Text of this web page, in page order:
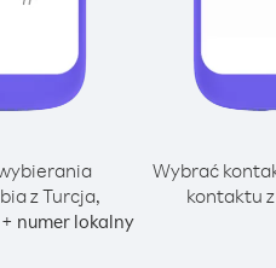
z Turcja,
numer lokalny
Wybrać
kontaktu